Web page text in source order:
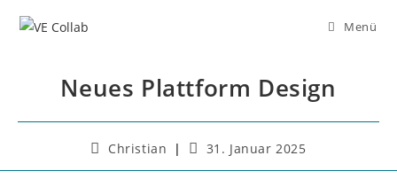
Inhalt
Menü
Neues Plattform Design
Beitrags-
Christian
Beitrag
31. Januar 2025